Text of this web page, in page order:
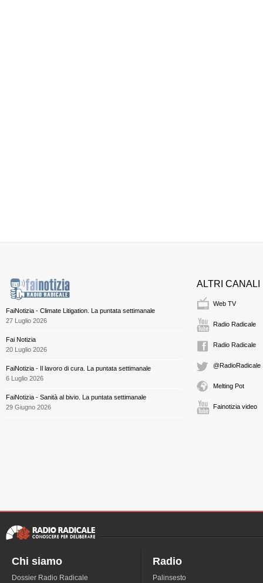
FaiNotizia - Climate Litigation. La puntata settimanale
27 Luglio 2026
Fai Notizia
20 Luglio 2026
FaiNotizia - Il lavoro di cura. La puntata settimanale
6 Luglio 2026
FaiNotizia - Sanità al bivio. La puntata settimanale
29 Giugno 2026
ALTRI CANALI
Web TV
Radio Radicale
Radio Radicale
@RadioRadicale
Melting Pot
Fainotizia video
Chi siamo
Dossier Radio Radicale
Radio
Palinsesto